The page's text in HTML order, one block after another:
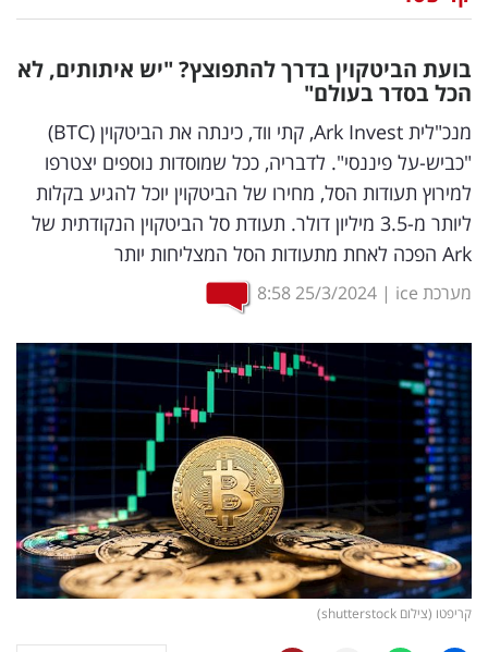
דיגיטל
וטק
שיווק
ופרסום
משפט
ומחקרים
דעות
רכילות
עסקית
קריפטו
ויראלי
בועת הביטקוין בדרך להתפוצץ? "יש איתותים, לא
הכל בסדר בעולם"
מנכ"לית Ark Invest, קתי ווד, כינתה את הביטקוין (BTC)
"כביש-על פיננסי". לדבריה, ככל שמוסדות נוספים יצטרפו
למירוץ תעודות הסל, מחירו של הביטקוין יוכל להגיע בקלות
ליותר מ-3.5 מיליון דולר. תעודת סל הביטקוין הנקודתית של
Ark הפכה לאחת מתעודות הסל המצליחות יותר
מערכת ice |
25/3/2024
8:58
קריפטו (צילום shutterstock)